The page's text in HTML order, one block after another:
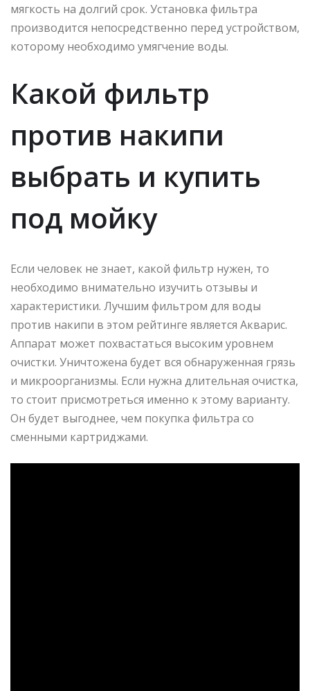
мягкость на долгий срок. Установка фильтра
производится непосредственно перед устройством,
которому необходимо умягчение воды.
Какой фильтр
против накипи
выбрать и купить
под мойку
Если человек не знает, какой фильтр нужен, то
необходимо внимательно изучить отзывы и
характеристики. Лучшим фильтром для воды
против накипи в этом рейтинге является Акварис.
Аппарат может похвастаться высоким уровнем
очистки. Уничтожена будет вся обнаруженная грязь
и микроорганизмы. Если нужна длительная очистка,
то стоит присмотреться именно к этому варианту.
Он будет выгоднее, чем покупка фильтра со
сменными картриджами.